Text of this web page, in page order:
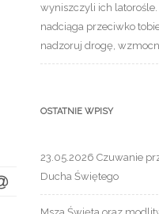
wyniszczyli ich
nadciąga przeciwko
nadzoruj drogę,
OSTATNIE WPISY
23.05.2026 Czuwanie
Ducha Świętego